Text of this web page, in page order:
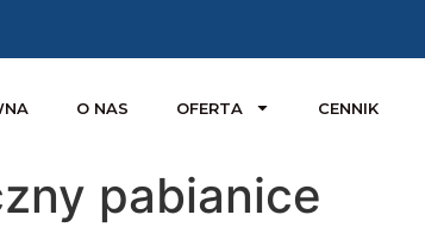
O NAS OFERTA CENNIK
pabianice